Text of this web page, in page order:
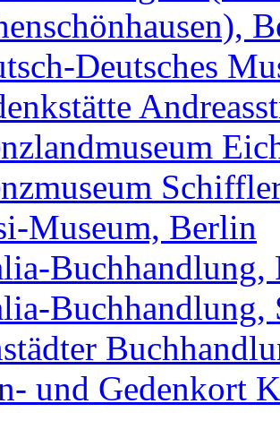
Deutsches
Museum, Berlin
Buchhandlung,
Buchhandlung,
und Gedenkort